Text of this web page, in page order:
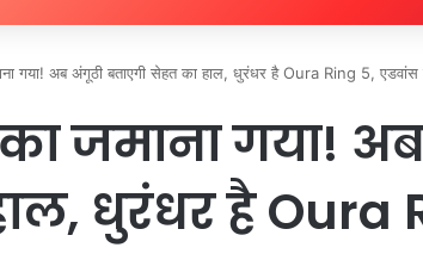
गया! अब अंगूठी बताएगी सेहत का हाल, धुरंधर है Oura Ring 5, एडवांस
का जमाना गया!
धुरंधर है Oura